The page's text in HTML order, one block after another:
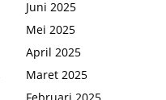
Juni 2025
Mei 2025
April 2025
Maret 2025
Februari 2025